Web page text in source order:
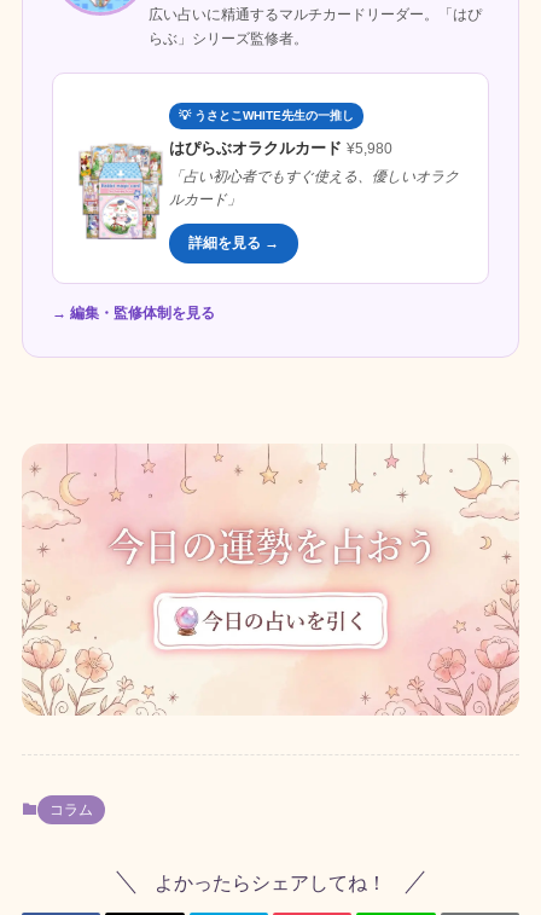
広い占いに精通するマルチカードリーダー。「はぴ
らぶ」シリーズ監修者。
💡 うさとこWHITE先生の一推し
はぴらぶオラクルカード ¥5,980
「占い初心者でもすぐ使える、優しいオラク
ルカード」
詳細を見る →
→ 編集・監修体制を見る
コラム
よかったらシェアしてね！